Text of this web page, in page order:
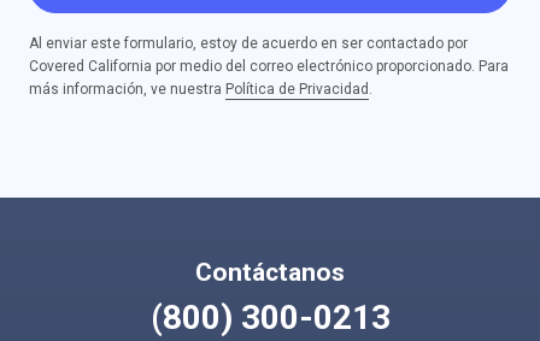
Al enviar este formulario, estoy de acuerdo en ser contactado por
Covered California por medio del correo electrónico proporcionado. Para
más información, ve nuestra Política de Privacidad .
Contáctanos
(800) 300-0213